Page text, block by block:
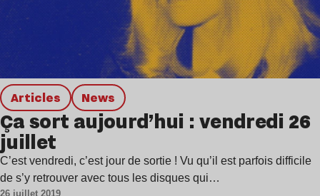
Articles news
Ça sort aujourd’hui : vendredi 26
juillet
C’est vendredi, c’est jour de sortie ! Vu qu’il est parfois difficile
de s’y retrouver avec tous les disques qui…
26 juillet 2019